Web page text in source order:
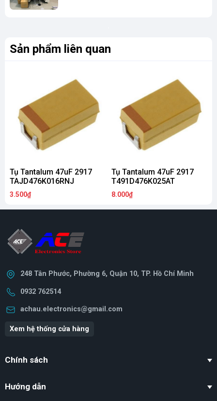
Sản phẩm liên quan
Tụ Tantalum 47uF 2917
TAJD476K016RNJ
3.500₫
Tụ Tantalum 47uF 2917
T491D476K025AT
8.000₫
248 Tân Phước, Phường 6, Quận 10, TP. Hồ Chí Minh
0932 762514
achau.electronics@gmail.com
Xem hệ thống cửa hàng
Chính sách
Hướng dẫn